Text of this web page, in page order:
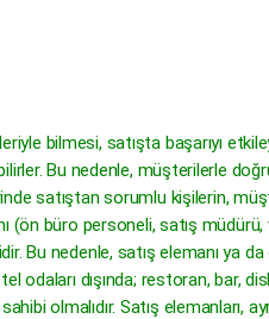
bilmesi, satışta başarıyı
Bu nedenle, müşterilerle
satıştan sorumlu kişilerin,
(ön büro personeli, satış
Bu nedenle, satış elemanı
odaları dışında; restoran,
olmalıdır. Satış elemanları,